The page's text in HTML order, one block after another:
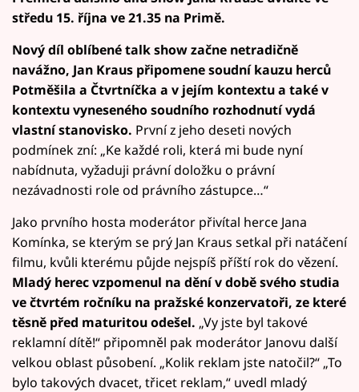
středu 15. října ve 21.35 na Primě.
Nový díl oblíbené talk show začne netradičně
navážno, Jan Kraus připomene soudní kauzu herců
Potměšila a Čtvrtníčka a v jejím kontextu a také v
kontextu vyneseného soudního rozhodnutí vydá
vlastní stanovisko. První z jeho deseti nových
podmínek zní: „Ke každé roli, která mi bude nyní
nabídnuta, vyžaduji právní doložku o právní
nezávadnosti role od právního zástupce…“
Jako prvního hosta moderátor přivítal herce Jana
Komínka, se kterým se prý Jan Kraus setkal při natáčení
filmu, kvůli kterému půjde nejspíš příští rok do vězení.
Mladý herec vzpomenul na dění v době svého studia
ve čtvrtém ročníku na pražské konzervatoři, ze které
těsně před maturitou odešel. „Vy jste byl takové
reklamní dítě!“ připomněl pak moderátor Janovu další
velkou oblast působení. „Kolik reklam jste natočil?“ „To
bylo takových dvacet, třicet reklam,“ uvedl mladý